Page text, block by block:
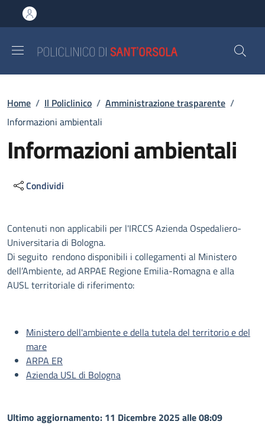
al contenuto principale
to footer content
Briciole di pane
Home / Il Policlinico / Amministrazione trasparente /
Informazioni ambientali
Informazioni ambientali
Condividi
Descrizione
Contenuti non applicabili per l'IRCCS Azienda Ospedaliero-
Universitaria di Bologna.
Di seguito rendono disponibili i collegamenti al Ministero
dell’Ambiente, ad ARPAE Regione Emilia-Romagna e alla
AUSL territoriale di riferimento:
Ministero dell'ambiente e della tutela del territorio e del
mare
ARPA ER
Azienda USL di Bologna
Ultimo aggiornamento: 11 Dicembre 2025 alle 08:09